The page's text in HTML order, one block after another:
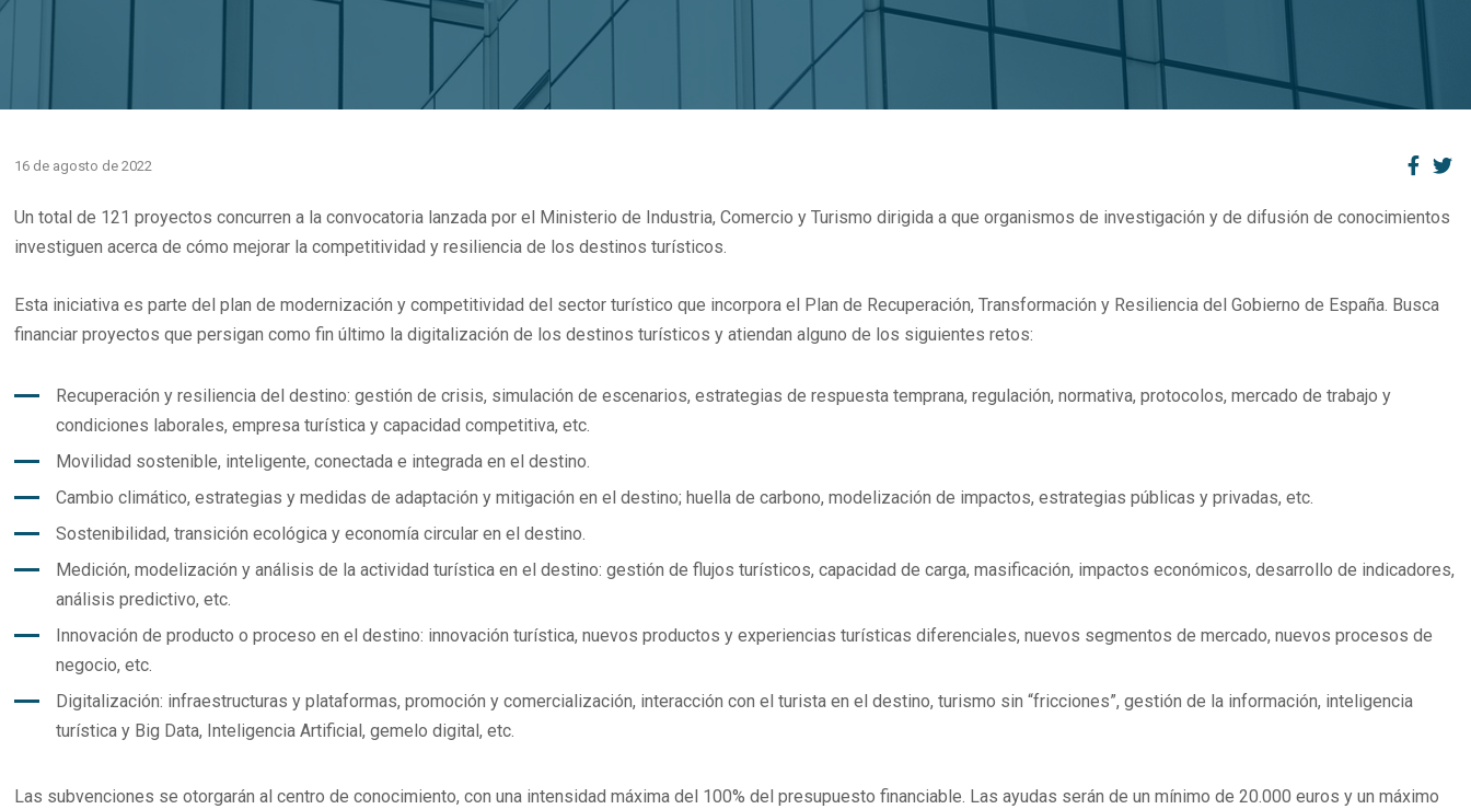
16 de agosto de 2022
Un total de 121 proyectos concurren a la convocatoria lanzada por el Ministerio de Industria, Comercio y Turismo dirigida a que organismos de investigación y de difusión de conocimientos
investiguen acerca de cómo mejorar la competitividad y resiliencia de los destinos turísticos.
Esta iniciativa es parte del plan de modernización y competitividad del sector turístico que incorpora el Plan de Recuperación, Transformación y Resiliencia del Gobierno de España. Busca
financiar proyectos que persigan como fin último la digitalización de los destinos turísticos y atiendan alguno de los siguientes retos:
Recuperación y resiliencia del destino: gestión de crisis, simulación de escenarios, estrategias de respuesta temprana, regulación, normativa, protocolos, mercado de trabajo y
condiciones laborales, empresa turística y capacidad competitiva, etc.
Movilidad sostenible, inteligente, conectada e integrada en el destino.
Cambio climático, estrategias y medidas de adaptación y mitigación en el destino; huella de carbono, modelización de impactos, estrategias públicas y privadas, etc.
Sostenibilidad, transición ecológica y economía circular en el destino.
Medición, modelización y análisis de la actividad turística en el destino: gestión de flujos turísticos, capacidad de carga, masificación, impactos económicos, desarrollo de indicadores,
análisis predictivo, etc.
Innovación de producto o proceso en el destino: innovación turística, nuevos productos y experiencias turísticas diferenciales, nuevos segmentos de mercado, nuevos procesos de
negocio, etc.
Digitalización: infraestructuras y plataformas, promoción y comercialización, interacción con el turista en el destino, turismo sin “fricciones”, gestión de la información, inteligencia
turística y Big Data, Inteligencia Artificial, gemelo digital, etc.
Las subvenciones se otorgarán al centro de conocimiento, con una intensidad máxima del 100% del presupuesto financiable. Las ayudas serán de un mínimo de 20.000 euros y un máximo